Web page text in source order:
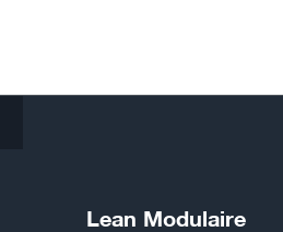
Lean Modulaire